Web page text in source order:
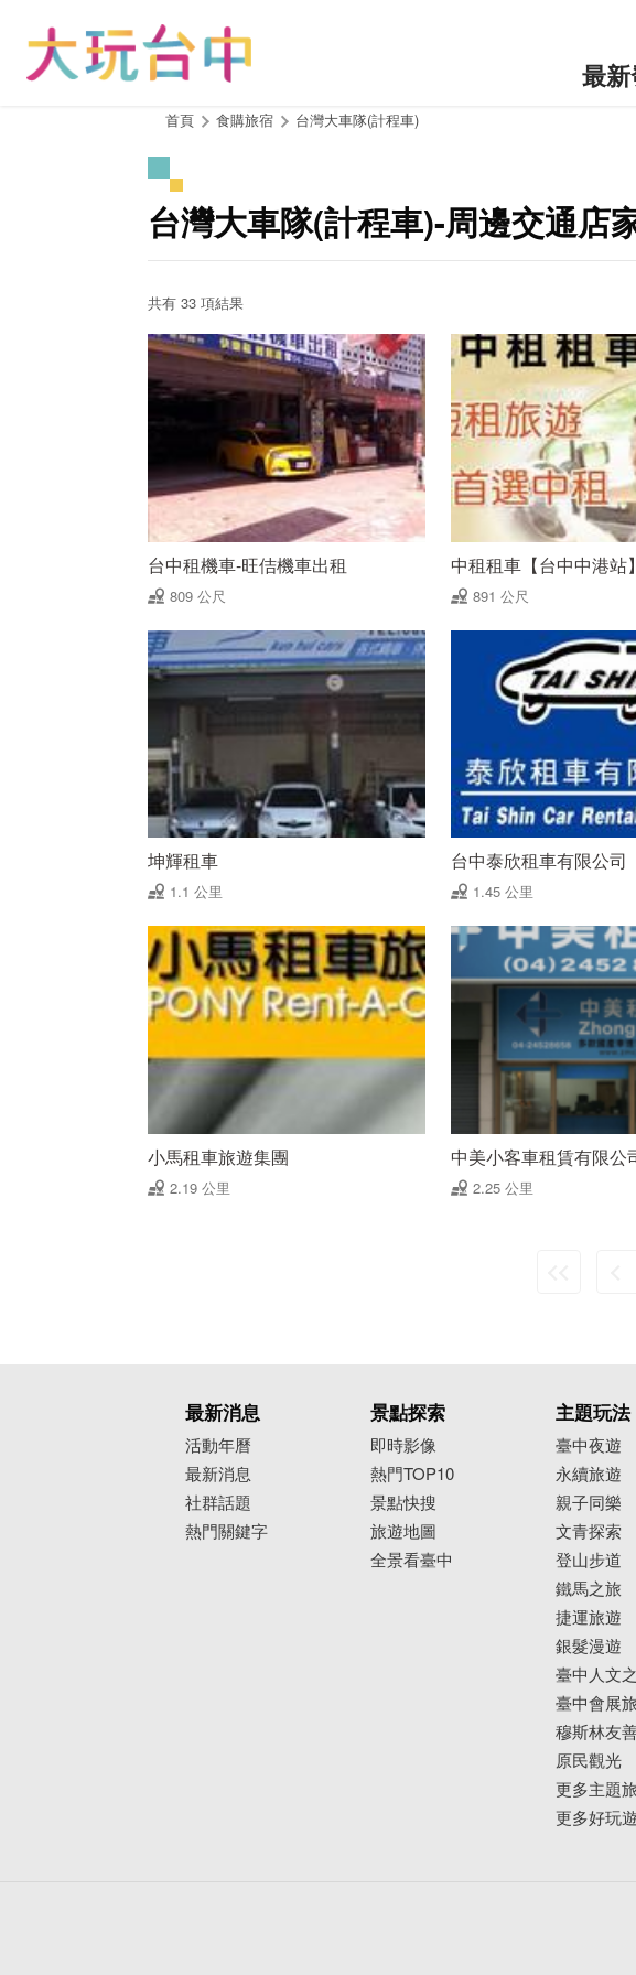
最
首頁 食購旅宿 台灣大車隊(計程車)
台灣大車隊(計程車)-周邊交通店
共有 33 項結果
台中租機車-旺佶機車出租
809 公尺
中租租車【台中中港站】
891 公尺
坤輝租車
1.1 公里
台中泰欣租車有限公司
1.45 公里
小馬租車旅遊集團
2.19 公里
中美小客車租賃有限公
2.25 公里
最新消息
活動年曆
最新消息
社群話題
熱門關鍵字
景點探索
即時影像
熱門TOP10
景點快搜
旅遊地圖
全景看臺中
主題玩法
臺中夜遊
永續旅遊
親子同樂
文青探索
登山步道
鐵馬之旅
捷運旅遊
銀髮漫遊
臺中人文
臺中會展
穆斯林友
原民觀光
更多主題
更多好玩